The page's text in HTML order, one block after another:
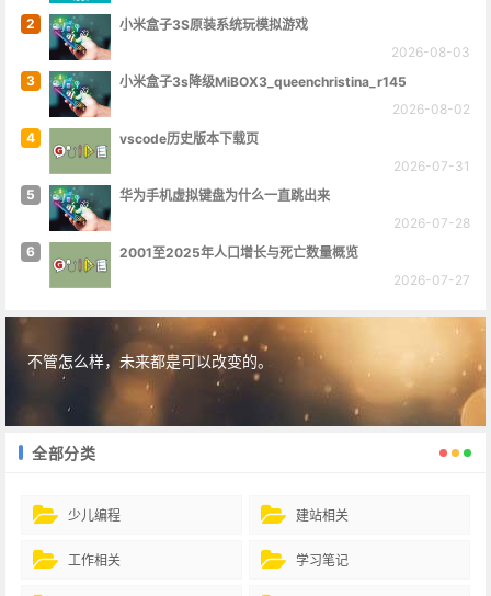
2
小米盒子3S原装系统玩模拟游戏
2026-08-03
3
小米盒子3s降级MiBOX3_queenchristina_r145
2026-08-02
4
vscode历史版本下载页
2026-07-31
5
华为手机虚拟键盘为什么一直跳出来
2026-07-28
6
2001至2025年人口增长与死亡数量概览
2026-07-27
不管怎么样，未来都是可以改变的。
全部分类
少儿编程 建站相关
工作相关 学习笔记